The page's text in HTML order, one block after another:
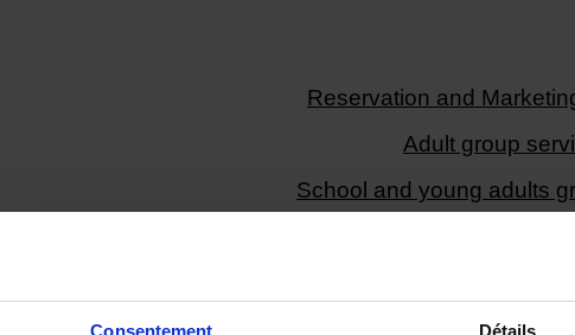
Consentement Détails
Reservation and
Adult group
School and young adults